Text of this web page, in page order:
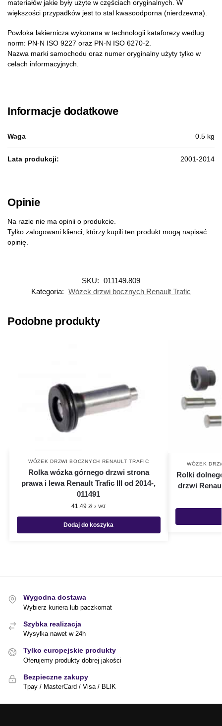
materiałów jakie były użyte w częściach oryginalnych. W
większości przypadków jest to stal kwasoodporna (nierdzewna).
Powłoka lakiernicza wykonana w technologii kataforezy według
norm: PN-N ISO 9227 oraz PN-N ISO 6270-2.
Nazwa marki samochodu oraz numer oryginalny użyty tylko w
celach informacyjnych.
Informacje dodatkowe
Waga 0.5 kg
Lata produkcji: 2001-2014
Opinie
Na razie nie ma opinii o produkcie.
Tylko zalogowani klienci, którzy kupili ten produkt mogą napisać
opinię.
SKU: 011149.809
Kategoria: Wózek drzwi bocznych Renault Trafic
Podobne produkty
WÓZEK DRZWI BOCZNYCH RENAULT TRAFIC
Rolka wózka górnego drzwi strona
prawa i lewa Renault Trafic III od 2014-,
011491
41.49 zł z VAT
Dodaj do koszyka
WÓZEK
Rolki
drzwi
Wygodna dostawa
Wybierz kuriera lub paczkomat
Szybka realizacja
Wysyłka nawet w 24h
Tylko europejskie produkty
Oferujemy produkty dobrej jakości
Bezpieczne zakupy
Tpay / MasterCard / Visa / BLIK